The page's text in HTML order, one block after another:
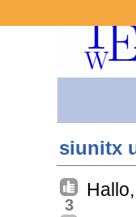
siunitx
3
Hallo,